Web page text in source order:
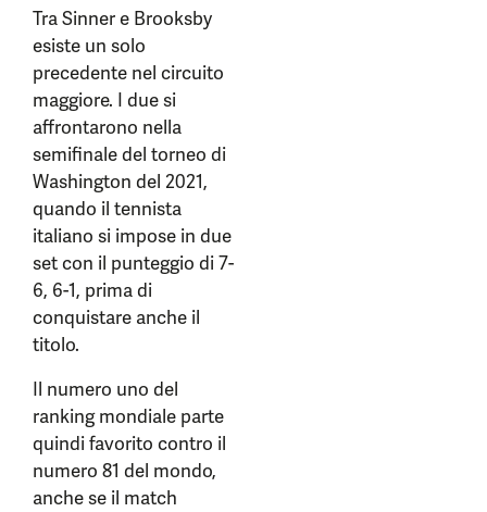
Tra Sinner e Brooksby
esiste un solo
precedente nel circuito
maggiore. I due si
affrontarono nella
semifinale del torneo di
Washington del 2021,
quando il tennista
italiano si impose in due
set con il punteggio di 7-
6, 6-1, prima di
conquistare anche il
titolo.
Il numero uno del
ranking mondiale parte
quindi favorito contro il
numero 81 del mondo,
anche se il match